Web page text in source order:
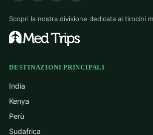
Scopri la nostra divisione dedicata ai tirocini
DESTINAZIONI PRINCIPALI
India
Kenya
Perù
Sudafrica